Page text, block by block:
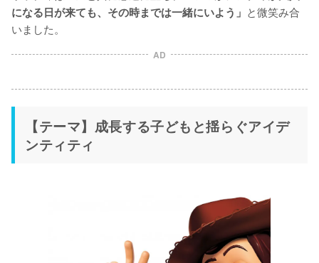
になる日が来ても、その時までは一緒にいよう」 と微笑み合
いました。
AD
【テーマ】成長する子どもと揺らぐアイデ
ンティティ